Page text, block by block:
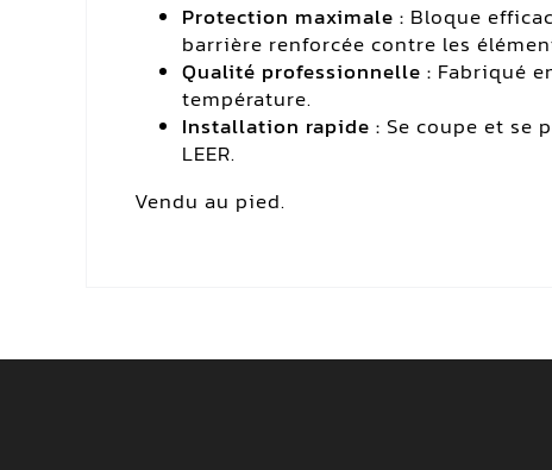
Protection maximale : Bloque
barrière renforcée contre les
Qualité professionnelle : Fabriqué
température.
Installation rapide : Se coupe et se
LEER.
Vendu au pied.